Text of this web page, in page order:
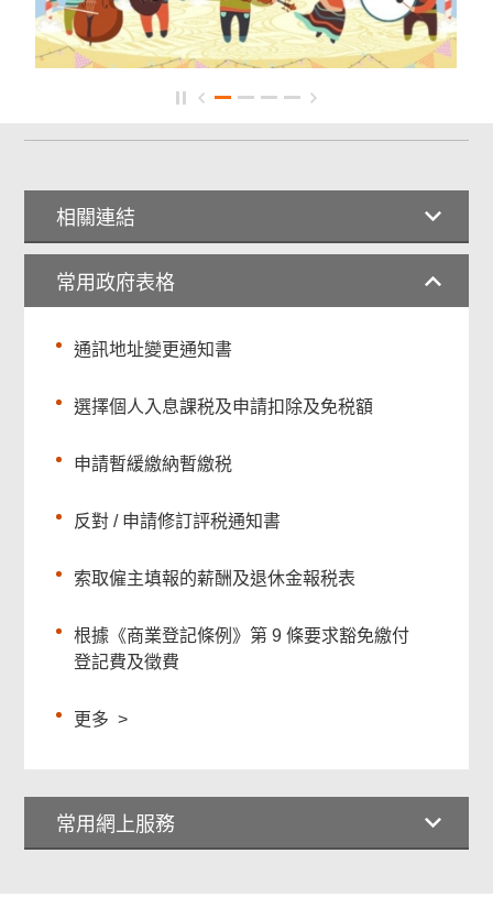
相關連結
常用政府表格
通訊地址變更通知書
選擇個人入息課税及申請扣除及免税額
申請暫緩繳納暫繳税
反對 / 申請修訂評税通知書
索取僱主填報的薪酬及退休金報税表
根據《商業登記條例》第 9 條要求豁免繳付
登記費及徵費
更多 >
常用網上服務